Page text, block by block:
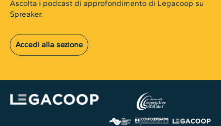
Ascolta i podcast di approfondimento di Legacoop su
Spreaker.
Accedi alla sezione